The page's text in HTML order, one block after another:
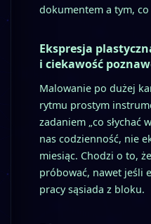
dokumentem a tym,
Ekspresja
i ciekawość
Malowanie po dużej
rytmu prostym
zadaniem „co słychać
nas codzienność, nie
miesiąc. Chodzi o to,
próbować, nawet jeśli
pracy sąsiada z bloku.